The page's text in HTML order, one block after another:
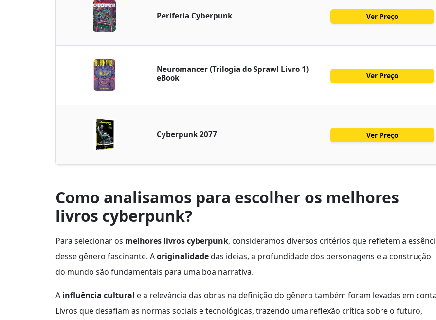
Periferia Cyberpunk Ver Preço
Neuromancer (Trilogia do Sprawl Livro 1)
eBook
Ver Preço
Cyberpunk 2077 Ver Preço
Como analisamos para escolher os melhores
livros cyberpunk?
Para selecionar os melhores livros cyberpunk, consideramos diversos critérios que refletem a
desse gênero fascinante. Aoriginalidadedas ideias, a profundidade dos personagens e a construção
do mundo são fundamentais para uma boa narrativa.
A influência cultural e a relevância das obras na definição do gênero também foram levadas em
Livros que desafiam as normas sociais e tecnológicas, trazendo uma reflexão crítica sobre o futuro,